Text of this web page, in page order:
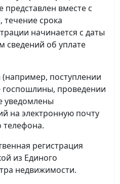
представлен вместе с
течение срока
начинается с даты
сведений об уплате
(например, поступлении
проведении
уведомлены
на электронную почту
регистрация
из Единого
недвижимости.